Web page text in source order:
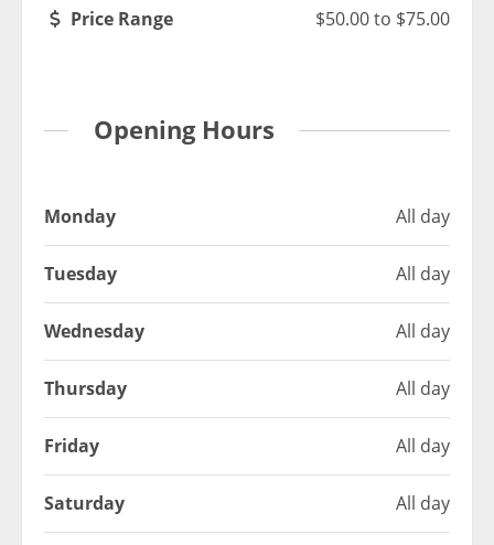
Price Range $50.00to $75.00
Opening Hours
Monday All day
Tuesday All day
Wednesday All day
Thursday All day
Friday All day
Saturday All day